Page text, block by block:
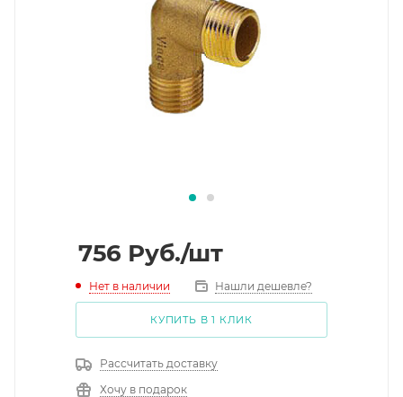
756 Руб./шт
Нет в наличии Нашли дешевле?
КУПИТЬ В 1 КЛИК
Рассчитать доставку
Хочу в подарок